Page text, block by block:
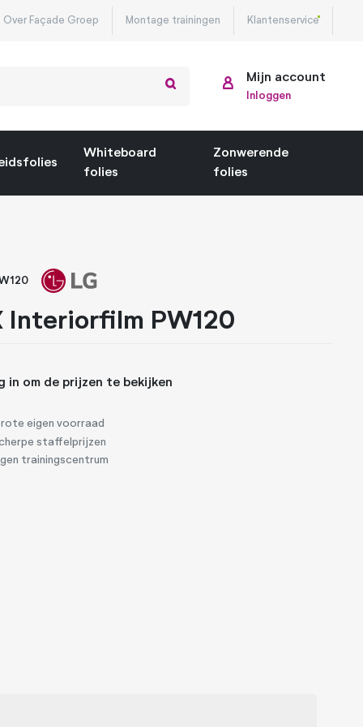
Over Façade Groep Montage trainingen Klantenservice
Mijn account
Inloggen
Whiteboard
folies
Zonwerende
folies
Interiorfilm PW120
in om de prijzen te bekijken
eigen voorraad
staffelprijzen
trainingscentrum